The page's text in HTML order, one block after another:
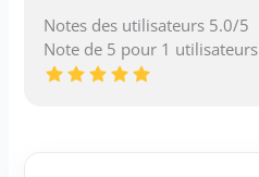
Notes des utilisateurs 5.0/5
Note de 5 pour 1 utilisateurs